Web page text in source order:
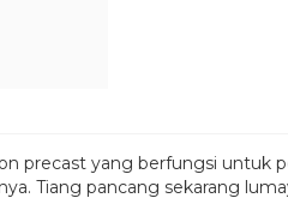
precast yang berfungsi
Tiang pancang sekarang